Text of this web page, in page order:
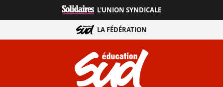
directement
contenu
L'UNION SYNDICALE
LA FÉDÉRATION